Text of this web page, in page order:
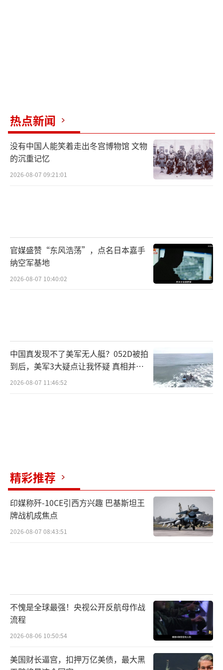
热点新闻
没有中国人能笑着走出冬宫博物馆 文物
的沉重记忆
2026-08-07 09:21:01
官媒盛赞“东风浩荡”，点名日本嘉手
纳空军基地
2026-08-07 10:40:02
中国真发现不了美军无人艇？052D被拍
到后，美军3大疑点让我怀疑 真相并非
如此
2026-08-07 11:46:52
精彩推荐
印媒称歼-10CE引西方兴趣 巴基斯坦王
牌战机成焦点
2026-08-07 08:43:51
不愧是全球最强！央视公开反航母作战
流程
2026-08-06 10:50:54
美国财长逼宫，扣押万亿美债，最大黑